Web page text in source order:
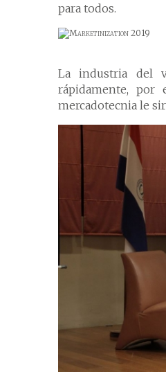
para todos.
La industria del
rápidamente, por
mercadotecnia le